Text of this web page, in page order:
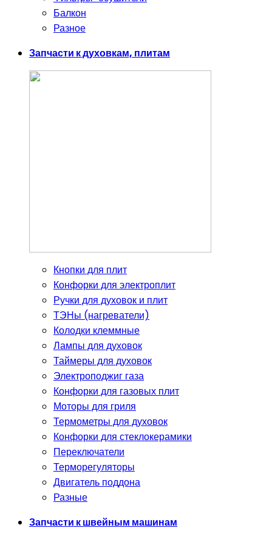
Балкон
Разное
Запчасти к духовкам, плитам
Кнопки для плит
Конфорки для электроплит
Ручки для духовок и плит
ТЭНы (нагреватели)
Колодки клеммные
Лампы для духовок
Таймеры для духовок
Электроподжиг газа
Конфорки для газовых плит
Моторы для гриля
Термометры для духовок
Конфорки для стеклокерамики
Переключатели
Терморегуляторы
Двигатель поддона
Разные
Запчасти к швейным машинам